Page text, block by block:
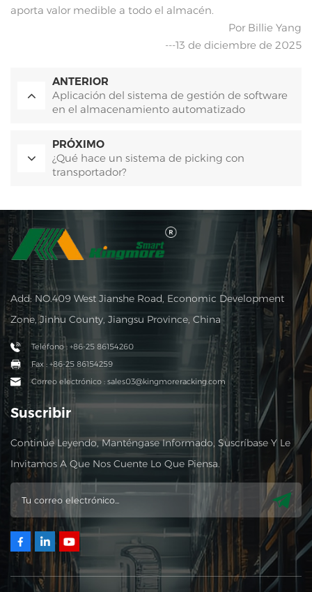
aporta valor medible a todo el almacén.
Por Billie Yang
---13 de diciembre de 2025
ANTERIOR
Aplicación del sistema de gestión de software
en el almacenamiento automatizado
PRÓXIMO
¿Qué hace un sistema de picking con
transportador?
Add: NO.409 West Jianshe Road, Economic Development
Zone, Jinhu County, Jiangsu Province, China
Teléfono : +86-25 86154260
Fax : +86-25 86154259
Correo electrónico : sales03@kingmoreracking.com
Suscribir
Continúe Leyendo, Manténgase Informado, Suscríbase Y Le
Invitamos A Que Nos Cuente Lo Que Piensa.